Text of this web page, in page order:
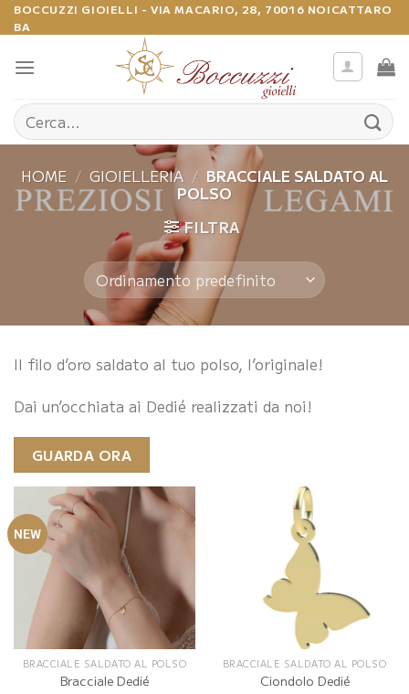
Salta
ai
contenuti
BOCCUZZI GIOIELLI - VIA MACARIO, 28, 70016 NOICATTARO
BA
Cerca:
HOME / GIOIELLERIA / BRACCIALE SALDATO AL
POLSO
FILTRA
Il filo d’oro saldato al tuo polso, l’originale!
Dai un’occhiata ai Dedié realizzati da noi!
GUARDA ORA
NEW
BRACCIALE SALDATO AL POLSO
Bracciale Dedié
BRACCIALE SALDATO AL POLSO
Ciondolo Dedié